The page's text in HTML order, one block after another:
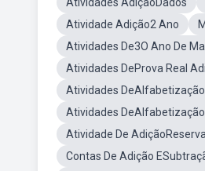
Atividade Adição2 Ano
Atividades De3O Ano De
Atividades DeProva Real
Atividades
Atividades
Atividade De AdiçãoReserva
Contas De Adição